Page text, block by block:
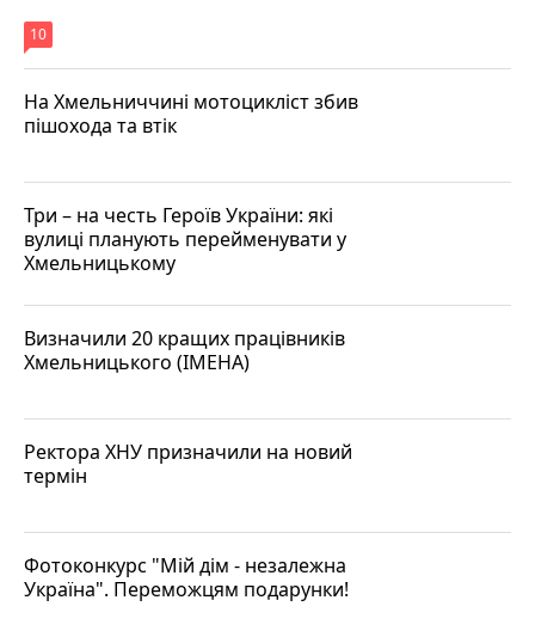
10
На Хмельниччині мотоцикліст збив
пішохода та втік
Три – на честь Героїв України: які
вулиці планують перейменувати у
Хмельницькому
Визначили 20 кращих працівників
Хмельницького (ІМЕНА)
Ректора ХНУ призначили на новий
термін
Фотоконкурс "Мій дім - незалежна
Україна". Переможцям подарунки!